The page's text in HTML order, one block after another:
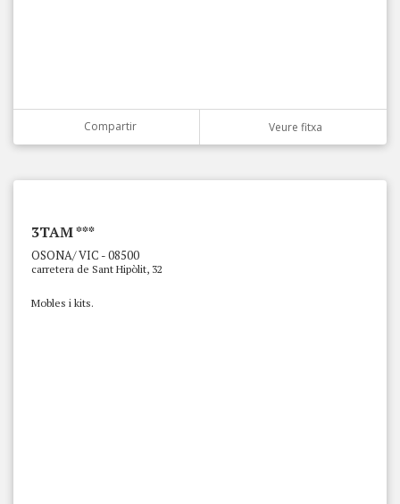
Compartir Veure fitxa
3TAM ***
OSONA/ VIC - 08500
carretera de Sant Hipòlit, 32
Mobles i kits.